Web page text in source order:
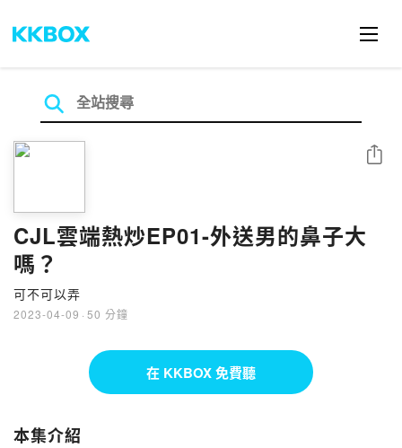
CJL雲端熱炒EP01-外送男的鼻子大
嗎？
可不可以弄
2023-04-09 · 50 分鐘
分享
在 KKBOX 免費聽
本集介紹